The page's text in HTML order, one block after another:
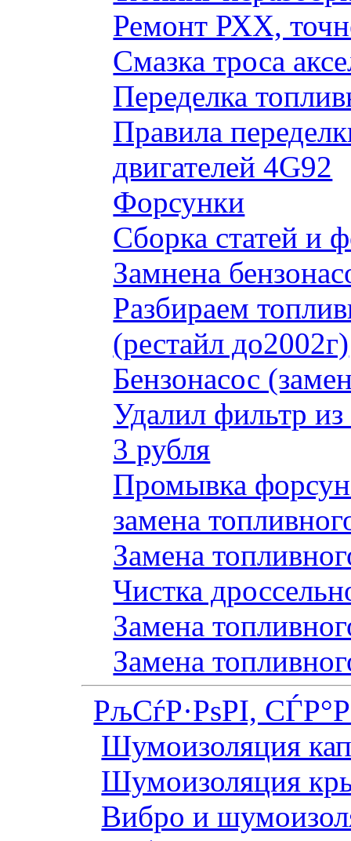
Ремонт РХХ,
Смазка троса
Переделка
Правила
двигателей 4G92
Форсунки
Сборка статей и
Замнена
Разбираем
(рестайл до2002г)
Бензонасос
Удалил фильтр
3 рубля
Промывка
замена
Замена
Чистка
Замена
Замена
РљСѓР·РѕРІ,
Шумоизоляция
Шумоизоляция
Вибро и